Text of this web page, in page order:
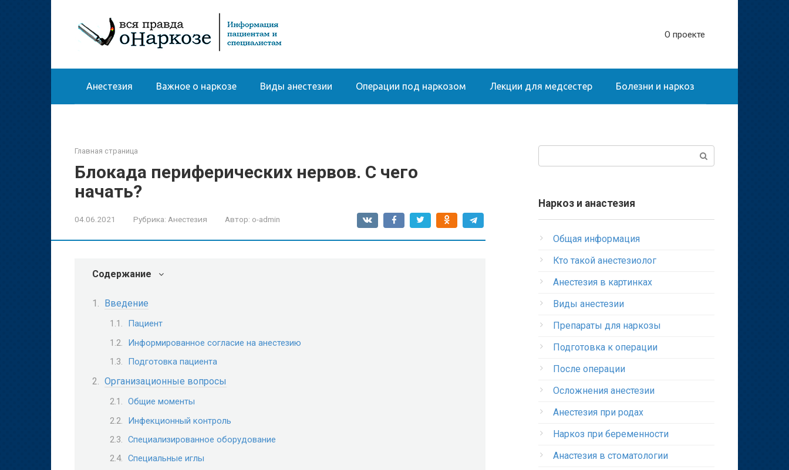
О проекте
Анестезия Важное о наркозе Виды анестезии Операции под наркозом Лекции для медсестер Болезни и наркоз
Главная страница
Блокада периферических нервов. С чего
начать?
04.06.2021 Рубрика: Анестезия Автор: o-admin
Содержание
Введение
Пациент
Информированное согласие на анестезию
Подготовка пациента
Организационные вопросы
Общие моменты
Инфекционный контроль
Специализированное оборудование
Специальные иглы
Наркоз и анастезия
Общая информация
Кто такой анестезиолог
Анестезия в картинках
Виды анестезии
Препараты для наркозы
Подготовка к операции
После операции
Осложнения анестезии
Анестезия при родах
Наркоз при беременности
Анастезия в стоматологии